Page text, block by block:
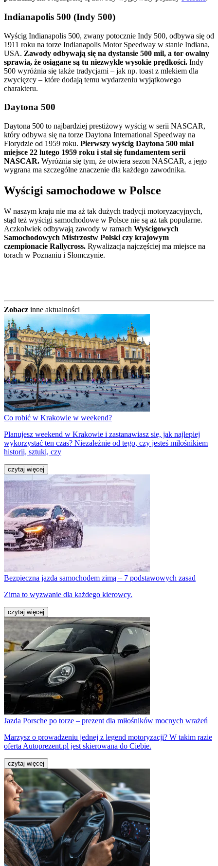
Indianapolis 500 (Indy 500)
Wyścig Indianapolis 500, zwany potocznie Indy 500, odbywa się od
1911 roku na torze Indianapolis Motor Speedway w stanie Indiana,
USA. Zawody odbywają się na dystansie 500 mil, a tor owalny
sprawia, że osiągane są tu niezwykle wysokie prędkości. Indy
500 wyróżnia się także tradycjami – jak np. toast z mlekiem dla
zwycięzcy – które dodają temu wydarzeniu wyjątkowego
charakteru.
Daytona 500
Daytona 500 to najbardziej prestiżowy wyścig w serii NASCAR,
który odbywa się na torze Daytona International Speedway na
Florydzie od 1959 roku. Pierwszy wyścig Daytona 500 miał
miejsce 22 lutego 1959 roku i stał się fundamentem serii
NASCAR. Wyróżnia się tym, że otwiera sezon NASCAR, a jego
wygrana ma szczególne znaczenie dla każdego zawodnika.
Wyścigi samochodowe w Polsce
W naszym kraju nie ma aż tak dużych tradycji motoryzacyjnych,
stąd też wyścigi samochodowe w Polsce nie są aż tak popularne.
Aczkolwiek odbywają zawody w ramach Wyścigowych
Samochodowych Mistrzostw Polski czy krajowym
czempionacie Rallycross. Rywalizacja najczęściej ma miejsce na
torach w Poznaniu i Słomczynie.
Zobacz inne aktualności
Co robić w Krakowie w weekend?
Planujesz weekend w Krakowie i zastanawiasz się, jak najlepiej
wykorzystać ten czas? Niezależnie od tego, czy jesteś miłośnikiem
historii, sztuki, czy
czytaj więcej
Bezpieczna jazda samochodem zimą – 7 podstawowych zasad
Zima to wyzwanie dla każdego kierowcy.
czytaj więcej
Jazda Porsche po torze – prezent dla miłośników mocnych wrażeń
Marzysz o prowadzeniu jednej z legend motoryzacji? W takim razie
oferta Autoprezent.pl jest skierowana do Ciebie.
czytaj więcej